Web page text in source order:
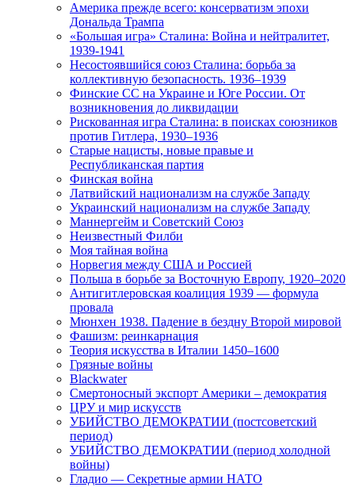
Америка прежде всего: консерватизм эпохи
Дональда Трампа
«Большая игра» Сталина: Война и нейтралитет,
1939-1941
Несостоявшийся союз Сталина: борьба за
коллективную безопасность. 1936–1939
Финские СС на Украине и Юге России. От
возникновения до ликвидации
Рискованная игра Сталина: в поисках союзников
против Гитлера, 1930–1936
Старые нацисты, новые правые и
Республиканская партия
Финская война
Латвийский национализм на службе Западу
Украинский национализм на службе Западу
Маннергейм и Советский Союз
Неизвестный Филби
Моя тайная война
Норвегия между США и Россией
Польша в борьбе за Восточную Европу, 1920–2020
Антигитлеровская коалиция 1939 — формула
провала
Мюнхен 1938. Падение в бездну Второй мировой
Фашизм: реинкарнация
Теория искусства в Италии 1450–1600
Грязные войны
Blackwater
Смертоносный экспорт Америки – демократия
ЦРУ и мир искусств
УБИЙСТВО ДЕМОКРАТИИ (постсоветский
период)
УБИЙСТВО ДЕМОКРАТИИ (период холодной
войны)
Гладио — Секретные армии НАТО